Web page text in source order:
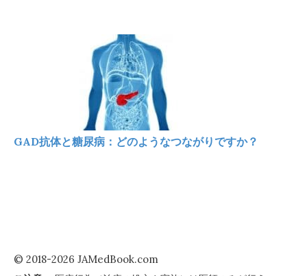
GAD抗体と糖尿病：どのようなつながりですか？
© 2018-2026 JAMedBook.com